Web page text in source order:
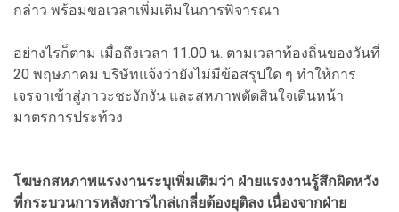
กล่าว พร้อมขอเวลาเพิ่มเติมในการพิจารณา
อย่างไรก็ตาม เมื่อถึงเวลา 11.00 น. ตามเวลาท้องถิ่นของวันที่
20 พฤษภาคม บริษัทแจ้งว่ายังไม่มีข้อสรุปใด ๆ ทำให้การ
เจรจาเข้าสู่ภาวะชะงักงัน และสหภาพตัดสินใจเดินหน้า
มาตรการประท้วง
โฆษกสหภาพแรงงานระบุเพิ่มเติมว่า ฝ่ายแรงงานรู้สึกผิดหวัง
ที่กระบวนการหลังการไกล่เกลี่ยต้องยุติลง เนื่องจากฝ่าย